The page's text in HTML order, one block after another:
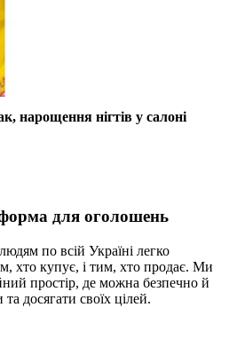
нарощення нігтів у салоні
для оголошень
по всій Україні легко
хто купує, і тим, хто продає. Ми
простір, де можна безпечно й
досягати своїх цілей.